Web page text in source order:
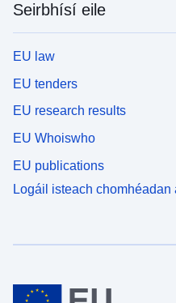
Seirbhísí eile
EU law
EU tenders
EU research results
EU Whoiswho
EU publications
Logáil isteach